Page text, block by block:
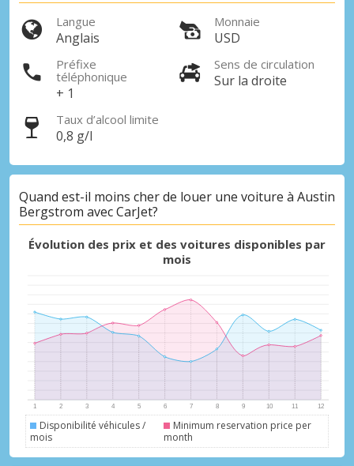
Promotions spéciales
Se connecter avec eLink
Langue
Anglais
Monnaie
USD
Préfixe
téléphonique
+ 1
Sens de circulation
Sur la droite
Taux d’alcool limite
0,8 g/l
Quand est-il moins cher de louer une voiture à Austin
Bergstrom avec CarJet?
Évolution des prix et des voitures disponibles par
mois
Disponibilité véhicules /
mois
Minimum reservation price per
month